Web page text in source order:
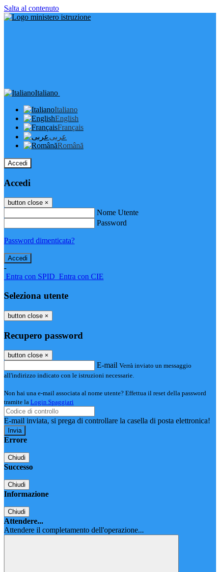
Salta al contenuto
Italiano
Italiano
English
Français
عربى
Română
Accedi
Accedi
button close ×
Nome Utente
Password
Password dimenticata?
-
Entra con SPID Entra con CIE
Seleziona utente
button close ×
Recupero password
button close ×
E-mail Verrà inviato un messaggio
all'indirizzo indicato con le istruzioni necessarie.
Non hai una e-mail associata al nome utente? Effettua il reset della password
tramite la Login Spaggiari
E-mail inviata, si prega di controllare la casella di posta elettronica!
Errore
Chiudi
Successo
Chiudi
Informazione
Chiudi
Attendere...
Attendere il completamento dell'operazione...